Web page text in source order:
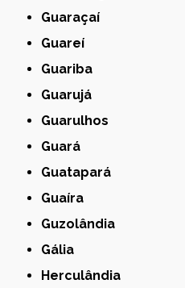
Guaraçaí
Guareí
Guariba
Guarujá
Guarulhos
Guará
Guatapará
Guaíra
Guzolândia
Gália
Herculândia